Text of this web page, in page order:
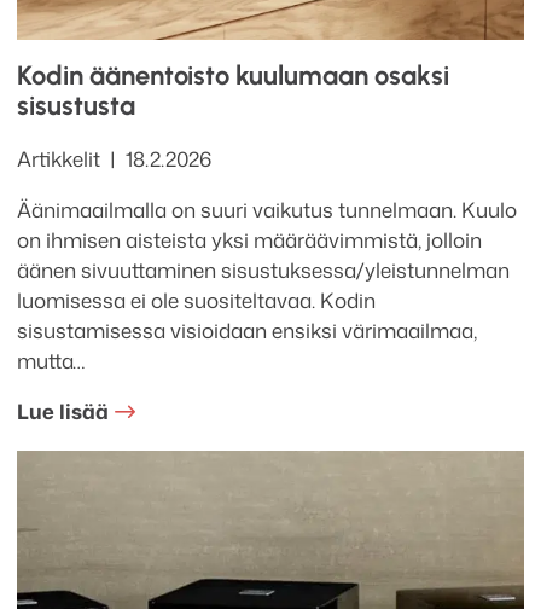
Kodin äänentoisto kuulumaan osaksi
sisustusta
Kategoriat
Artikkelit Julkaistu
18.2.2026
Äänimaailmalla on suuri vaikutus tunnelmaan. Kuulo
on ihmisen aisteista yksi määräävimmistä, jolloin
äänen sivuuttaminen sisustuksessa/yleistunnelman
luomisessa ei ole suositeltavaa. Kodin
sisustamisessa visioidaan ensiksi värimaailmaa,
mutta…
Lue lisää